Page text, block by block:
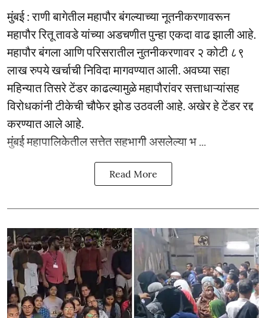
मुंबई : राणी बागेतील महापौर बंगल्याच्या नूतनीकरणावरून
महापौर रितू तावडे यांच्या अडचणीत पुन्हा एकदा वाढ झाली आहे.
महापौर बंगला आणि परिसरातील नुतनीकरणावर २ कोटी ८९
लाख रुपये खर्चाची निविदा मागवण्यात आली. अवघ्या सहा
महिन्यात तिसरे टेंडर काढल्यामुळे महापौरांवर सत्ताधाऱ्यांसह
विरोधकांनी टीकेची चौफेर झोड उठवली आहे. अखेर हे टेंडर रद्द
करण्यात आले आहे.
मुंबई महापालिकेतील सत्तेत सहभागी असलेल्या भ ...
Read More